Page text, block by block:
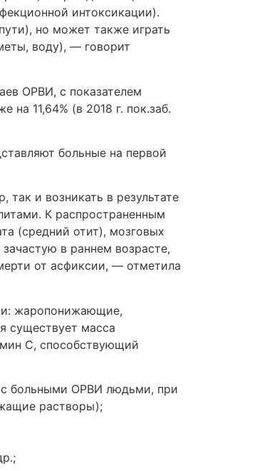
интоксикации).
но может также играть
воду), — говорит
ОРВИ, с показателем
11,64% (в 2018 г. пок.заб.
больные на первой
и возникать в результате
К распространенным
(средний отит), мозговых
в раннем возрасте,
от асфиксии, — отметила
жаропонижающие,
существует масса
С, способствующий
с больными ОРВИ людьми, при
растворы);